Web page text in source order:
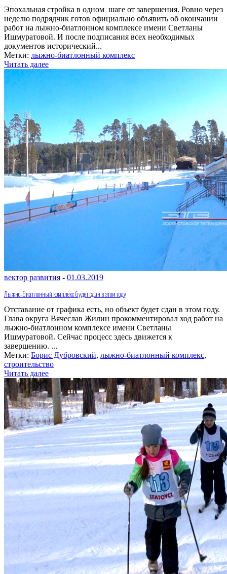
Эпохальная стройка в одном шаге от завершения. Ровно через
неделю подрядчик готов официально объявить об окончании
работ на лыжно-биатлонном комплексе имени Светланы
Ишмуратовой. И после подписания всех необходимых
документов исторический...
Метки: лыжно-биатлонный комплекс
Читать далее
вектор развития - 01.03.2019
Лыжно-биатлонный комплекс будет сдан в этом году
Отставание от графика есть, но объект будет сдан в этом году.
Глава округа Вячеслав Жилин прокомментировал ход работ на
лыжно-биатлонном комплексе имени Светланы
Ишмуратовой. Сейчас процесс здесь движется к
завершению. ...
Метки: Борис Дубровский, лыжно-биатлонный комплекс,
строительство
Читать далее